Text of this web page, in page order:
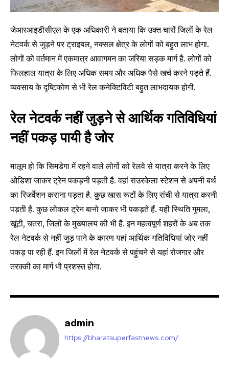
Join our community of
SUBSCRIBERS and be part of the
conversation.
To subscribe, simply enter your email address on our website
your privacy and won't spam your inbox. Your information is
safe with us.
SUBSCRIBE
I've read and accept thePrivacy Policy
Followers
जेआरआइडीसीएल के एक अधिकारी ने बताया कि उक्त चारों जिलों के रेल
नेटवर्क से जुड़ने पर ट्राइबल, नक्सल क्षेत्र के लोगों को बहुत लाभ होगा.
लोगों को वर्तमान में एकमात्र आवागमन का जरिया सड़क मार्ग है. लोगों को
फिलहाल यात्रा के लिए अधिक समय और अधिक पैसे खर्च करने पड़ते हैं.
व्यवसाय के दृष्टिकोण से भी रेल कनेक्टिविटी बहुत लाभदायक होगी.
रेल नेटवर्क नहीं जुड़ने से आर्थिक गतिविधियां
नहीं पकड़ पायी है जोर
मालूम हो कि सिमडेगा में रहने वाले लोगों को रेलवे से यात्रा करने के लिए
ओडिशा जाकर ट्रेन पकड़नी पड़ती है. वहां राउरकेला स्टेशन से अपनी बर्थ
का रिजर्वेशन कराना पड़ता है. कुछ खास रूटों के लिए रांची से यात्रा करनी
पड़ती है. कुछ लोकल ट्रेन बानो जाकर भी पकड़ते हैं. यही स्थिति गुमला,
खूंटी, चतरा, जिलों के मुख्यालय की भी है. इन महत्वपूर्ण शहरों के अब तक
रेल नेटवर्क से नहीं जुड़ पाने के कारण यहां आर्थिक गतिविधियां जोर नहीं
पकड़ पा रही हैं. इन जिलों में रेल नेटवर्क से पहुंचने से यहां रोजगार और
तरक्की का मार्ग भी प्रशस्त होगा.
admin
https://bharatsuperfastnews.com/